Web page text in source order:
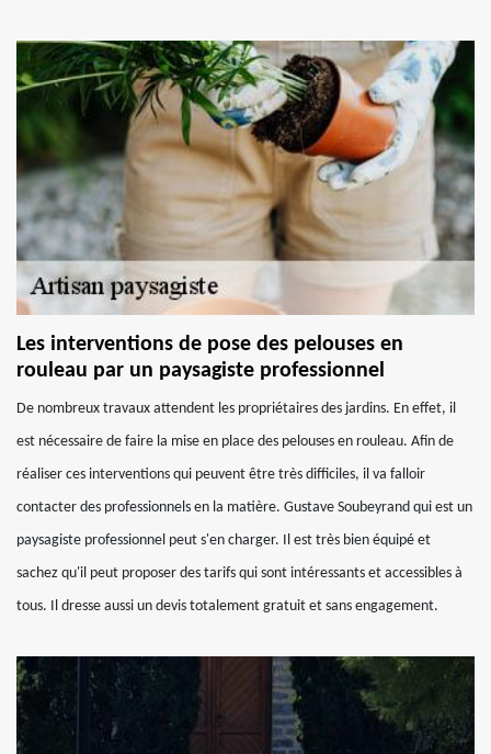
Les interventions de pose des pelouses en
rouleau par un paysagiste professionnel
De nombreux travaux attendent les propriétaires des jardins. En effet, il
est nécessaire de faire la mise en place des pelouses en rouleau. Afin de
réaliser ces interventions qui peuvent être très difficiles, il va falloir
contacter des professionnels en la matière. Gustave Soubeyrand qui est un
paysagiste professionnel peut s'en charger. Il est très bien équipé et
sachez qu'il peut proposer des tarifs qui sont intéressants et accessibles à
tous. Il dresse aussi un devis totalement gratuit et sans engagement.